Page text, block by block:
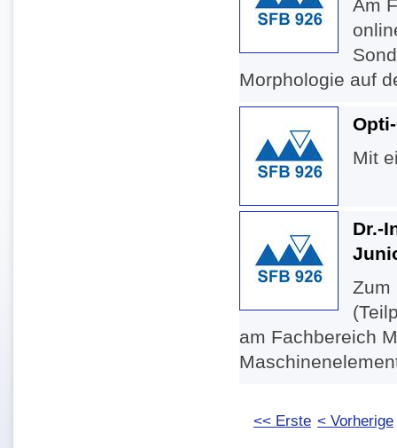
Am
Morphologie auf
Mit
Dr.-
Zum
am Fachbereich
<< Erste < Vorherige